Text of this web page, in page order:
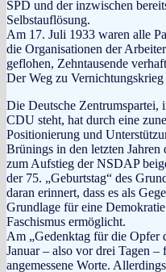
SPD und der inzwischen
Selbstauflösung.
Am 17. Juli 1933 waren alle
die Organisationen der
geflohen, Zehntausende
Der Weg zu
Die Deutsche Zentrumspartei,
CDU steht, hat durch eine
Positionierung und
Brünings in den letzten
zum Aufstieg der NSDAP
der 75. „Geburtstag“ des
daran erinnert, dass es als
Grundlage für eine
Faschismus ermöglicht.
Am „Gedenktag für die Opfer
Januar – also vor drei Tagen
angemessene Worte.